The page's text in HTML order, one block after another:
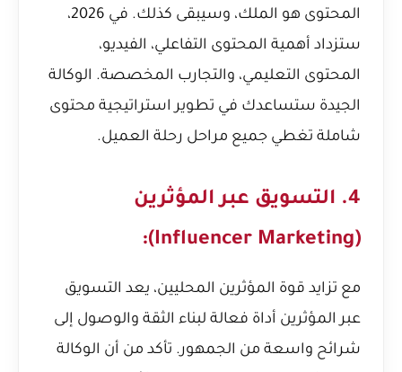
المحتوى هو الملك، وسيبقى كذلك. في 2026،
ستزداد أهمية المحتوى التفاعلي، الفيديو،
المحتوى التعليمي، والتجارب المخصصة. الوكالة
الجيدة ستساعدك في تطوير استراتيجية محتوى
شاملة تغطي جميع مراحل رحلة العميل.
4. التسويق عبر المؤثرين
(Influencer Marketing):
مع تزايد قوة المؤثرين المحليين، يعد التسويق
عبر المؤثرين أداة فعالة لبناء الثقة والوصول إلى
شرائح واسعة من الجمهور. تأكد من أن الوكالة